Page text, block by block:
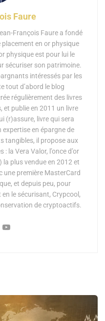
Faure
François Faure a fondé
placement en or physique
physique est pour lui le
sécuriser son patrimoine.
intéressés par les
tout d’abord le blog
régulièrement des livres
et publie en 2011 un livre
(r)assure, livre qui sera
en épargne de
tangibles, il propose aux
la Vera Valor, l’once d’or
la plus vendue en 2012 et
une première MasterCard
et depuis peu, pour
le sécurisant, Crypcool,
de cryptoactifs.